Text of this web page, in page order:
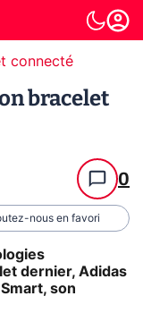
connecté
bracelet
0
nous en favori
dernier, Adidas
son